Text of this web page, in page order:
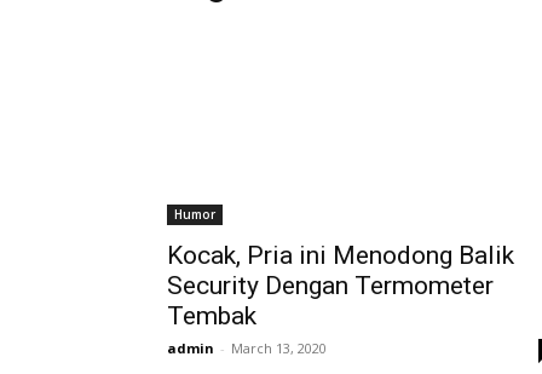
Humor
Kocak, Pria ini Menodong Balik
Security Dengan Termometer
Tembak
admin - March 13, 2020